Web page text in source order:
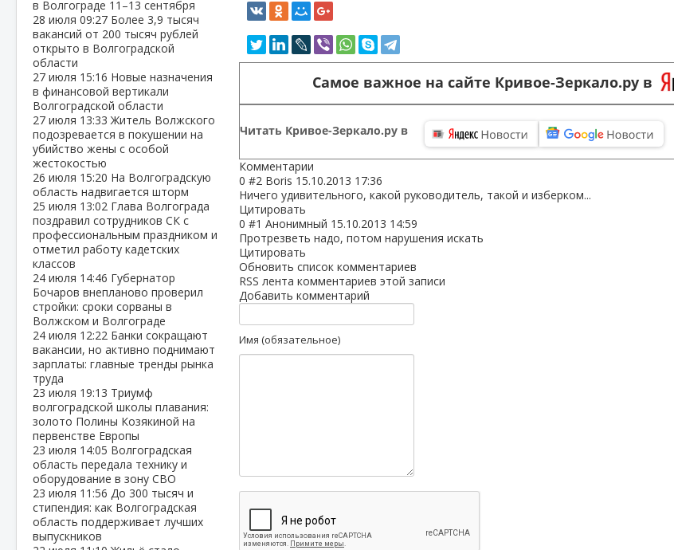
в Волгограде 11–13 сентября
28 июля 09:27 Более 3,9 тысяч
вакансий от 200 тысяч рублей
открыто в Волгоградской
области
27 июля 15:16 Новые назначения
в финансовой вертикали
Волгоградской области
27 июля 13:33Житель Волжского
подозревается в покушении на
убийство жены с особой
жестокостью
26 июля 15:20 На Волгоградскую
область надвигается шторм
25 июля 13:02 Глава Волгограда
поздравил сотрудников СК с
профессиональным праздником и
отметил работу кадетских
классов
24 июля 14:46 Губернатор
Бочаров внепланово проверил
стройки: сроки сорваны в
Волжском и Волгограде
24 июля 12:22 Банки сокращают
вакансии, но активно поднимают
зарплаты: главные тренды рынка
труда
23 июля 19:13 Триумф
волгоградской школы плавания:
золото Полины Козякиной на
первенстве Европы
23 июля 14:05 Волгоградская
область передала технику и
оборудование в зону СВО
23 июля 11:56 До 300 тысяч и
стипендия: как Волгоградская
область поддерживает лучших
выпускников
Самое важное на сайте Кривое-Зеркало.ру в
Читать Кривое-Зеркало.ру в
Комментарии
0 #2 Boris 15.10.2013 17:36
Ничего удивительного, какой руководитель, такой и изберком...
Цитировать
0 #1 Анонимный 15.10.2013 14:59
Протрезветь надо, потом нарушения искать
Цитировать
Обновить список комментариев
RSS лента комментариев этой записи
Добавить комментарий
Имя (обязательное)